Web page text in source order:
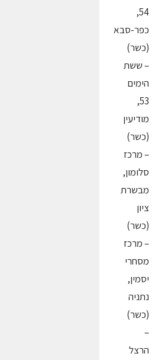
54,
כפר-סבא
(כשר)
– ששת
הימים
53,
מודיעין
(כשר)
– מרכז
סלומון,
מבשרת
ציון
(כשר)
– מרכז
מסחרי
יסמין,
נתניה
(כשר)
–
הרצל